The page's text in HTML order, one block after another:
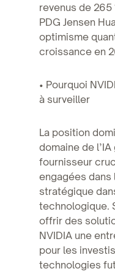
revenus de
PDG Jensen
optimisme
croissance en
• Pourquoi
à surveiller
La position
domaine de
fournisseur
engagées dans
stratégique
technologique.
offrir des
NVIDIA une
pour les
technologies